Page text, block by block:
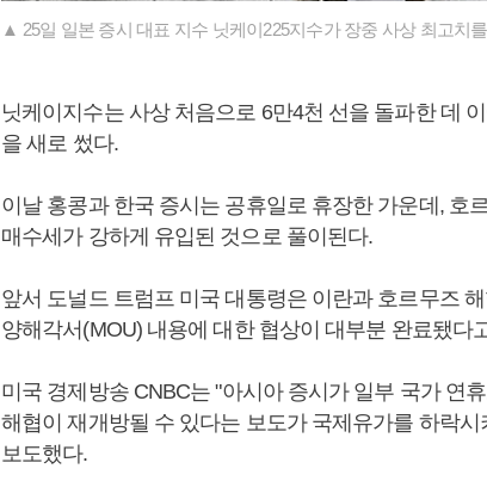
▲ 25일 일본 증시 대표 지수 닛케이225지수가 장중 사상 최고치
닛케이지수는 사상 처음으로 6만4천 선을 돌파한 데
을 새로 썼다.
이날 홍콩과 한국 증시는 공휴일로 휴장한 가운데, 호
매수세가 강하게 유입된 것으로 풀이된다.
앞서 도널드 트럼프 미국 대통령은 이란과 호르무즈
양해각서(MOU) 내용에 대한 협상이 대부분 완료됐다
미국 경제방송 CNBC는 "아시아 증시가 일부 국가 연
해협이 재개방될 수 있다는 보도가 국제유가를 하락
보도했다.